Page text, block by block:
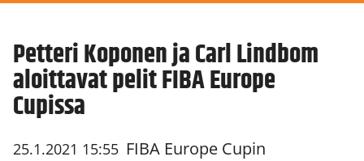
Petteri Koponen ja Carl Lindbom
aloittavat pelit FIBA Europe
Cupissa
25.1.2021 15:55 FIBA Europe Cupin